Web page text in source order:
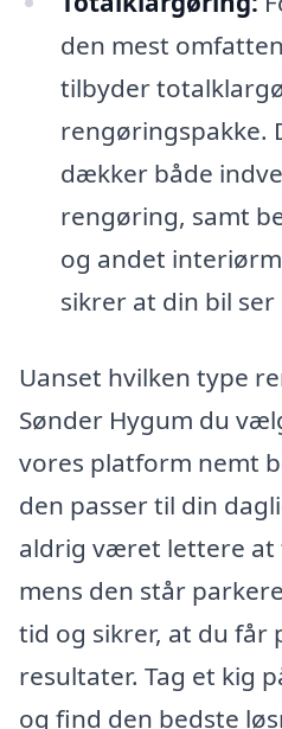
den mest
tilbyder
rengøringspakke.
dækker både
rengøring, samt
og andet
sikrer at din bil ser
Uanset hvilken type
Sønder Hygum du
vores platform nemt
den passer til din
aldrig været lettere at
mens den står
tid og sikrer, at du får
resultater. Tag et kig
og find den bedste